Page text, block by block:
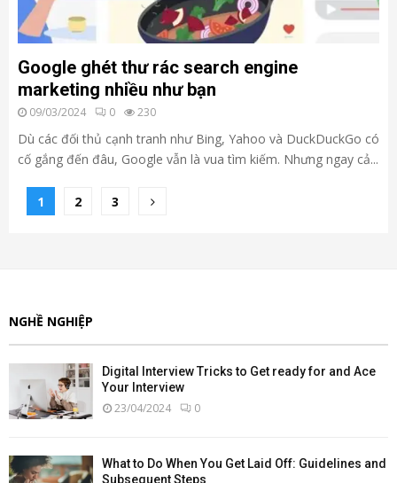
Google ghét thư rác search engine
marketing nhiều như bạn
09/03/2024 0 230
Dù các đối thủ cạnh tranh như Bing, Yahoo và DuckDuckGo có
cố gắng đến đâu, Google vẫn là vua tìm kiếm. Nhưng ngay cả...
Phân
1 2 3
NGHỀ NGHIỆP
Digital Interview Tricks to Get ready for and Ace
Your Interview
23/04/2024 0
What to Do When You Get Laid Off: Guidelines and
Subsequent Steps